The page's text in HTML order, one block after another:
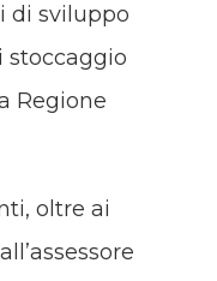
di sviluppo
Regione
oltre ai